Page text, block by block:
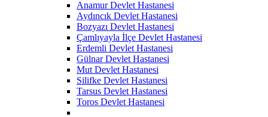
Anamur Devlet Hastanesi
Aydıncık Devlet Hastanesi
Bozyazı Devlet Hastanesi
Çamlıyayla İlçe Devlet Hastanesi
Erdemli Devlet Hastanesi
Gülnar Devlet Hastanesi
Mut Devlet Hastanesi
Silifke Devlet Hastanesi
Tarsus Devlet Hastanesi
Toros Devlet Hastanesi